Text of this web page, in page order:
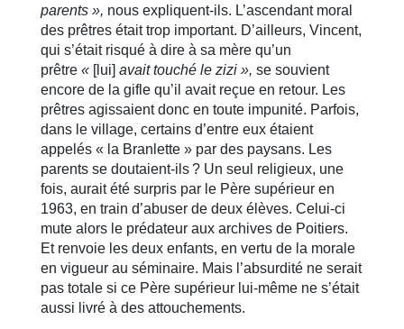
parents », nous expliquent-ils. L’ascendant moral
des prêtres était trop important. D’ailleurs, Vincent,
qui s’était risqué à dire à sa mère qu’un
prêtre « [lui] avait touché le zizi », se souvient
encore de la gifle qu’il avait reçue en retour. Les
prêtres agissaient donc en toute impunité. Parfois,
dans le village, certains d’entre eux étaient
appelés « la Branlette » par des paysans. Les
parents se doutaient-ils ? Un seul religieux, une
fois, aurait été surpris par le Père supérieur en
1963, en train d’abuser de deux élèves. Celui-ci
mute alors le prédateur aux archives de Poitiers.
Et renvoie les deux enfants, en vertu de la morale
en vigueur au séminaire. Mais l’absurdité ne serait
pas totale si ce Père supérieur lui-même ne s’était
aussi livré à des attouchements.